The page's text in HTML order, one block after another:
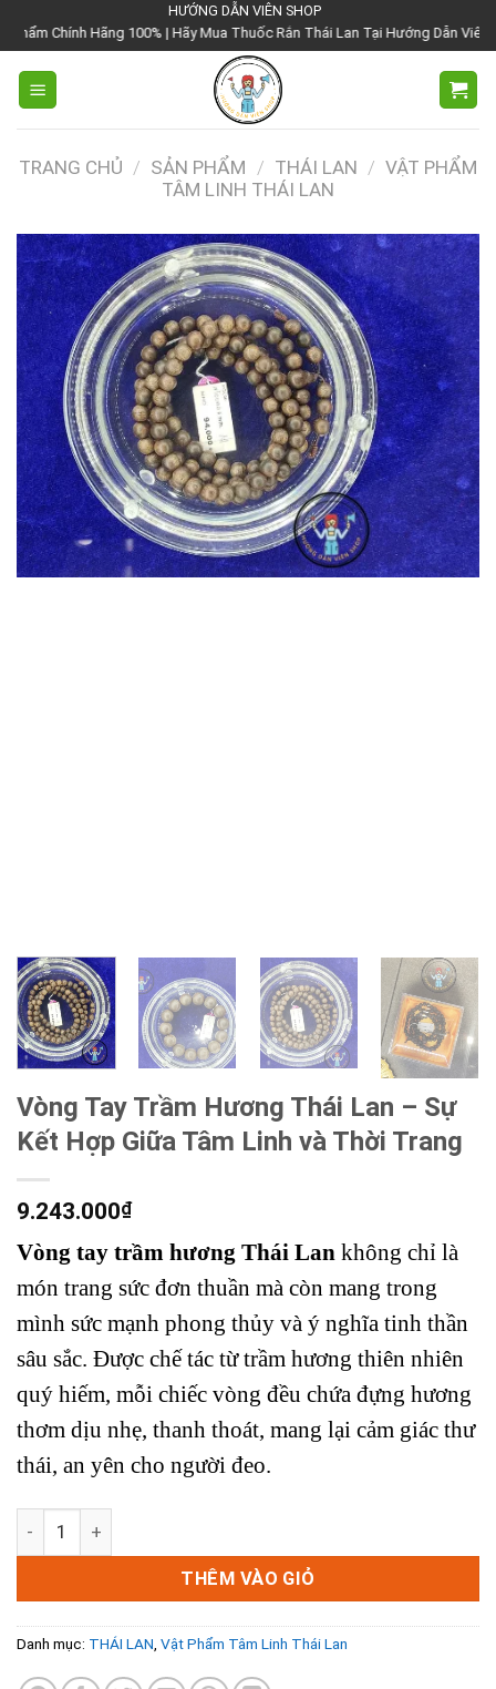
đến
nội
dung
HƯỚNG DẪN VIÊN SHOP
100% | Hãy Mua Thuốc Rắn Thái Lan Tại Hướng Dẫn Viên Shop | Với Giá Tốt
TRANG CHỦ / SẢN PHẨM / THÁI LAN / VẬT PHẨM
TÂM LINH THÁI LAN
Vòng Tay Trầm Hương Thái Lan – Sự
Kết Hợp Giữa Tâm Linh và Thời Trang
9.243.000₫
Vòng tay trầm hương Thái Lan không chỉ là
món trang sức đơn thuần mà còn mang trong
mình sức mạnh phong thủy và ý nghĩa tinh thần
sâu sắc. Được chế tác từ trầm hương thiên nhiên
quý hiếm, mỗi chiếc vòng đều chứa đựng hương
thơm dịu nhẹ, thanh thoát, mang lại cảm giác thư
thái, an yên cho người đeo.
Vòng Tay Trầm Hương Thái Lan – Sự Kết Hợp Giữa Tâm
THÊM VÀO GIỎ
Danh mục: THÁI LAN, Vật Phẩm Tâm Linh Thái Lan